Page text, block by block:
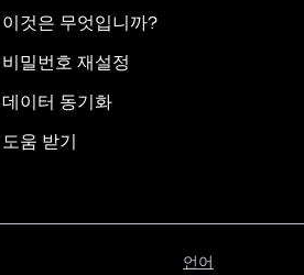
이것은 무엇입니까?
비밀번호 재설정
데이터 동기화
도움 받기
언어